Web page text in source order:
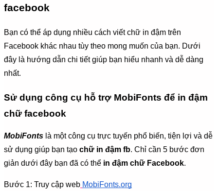
facebook
Bạn có thể áp dụng nhiều cách viết chữ in đậm trên
Facebook khác nhau tùy theo mong muốn của bạn. Dưới
đây là hướng dẫn chi tiết giúp bạn hiểu nhanh và dễ dàng
nhất.
Sử dụng công cụ hỗ trợ MobiFonts để in đậm
chữ facebook
MobiFonts là một công cụ trực tuyến phổ biến, tiện lợi và dễ
sử dụng giúp bạn tạo chữ in đậm fb. Chỉ cần 5 bước đơn
giản dưới đây bạn đã có thể in đậm chữ Facebook.
Bước 1: Truy cập web MobiFonts.org